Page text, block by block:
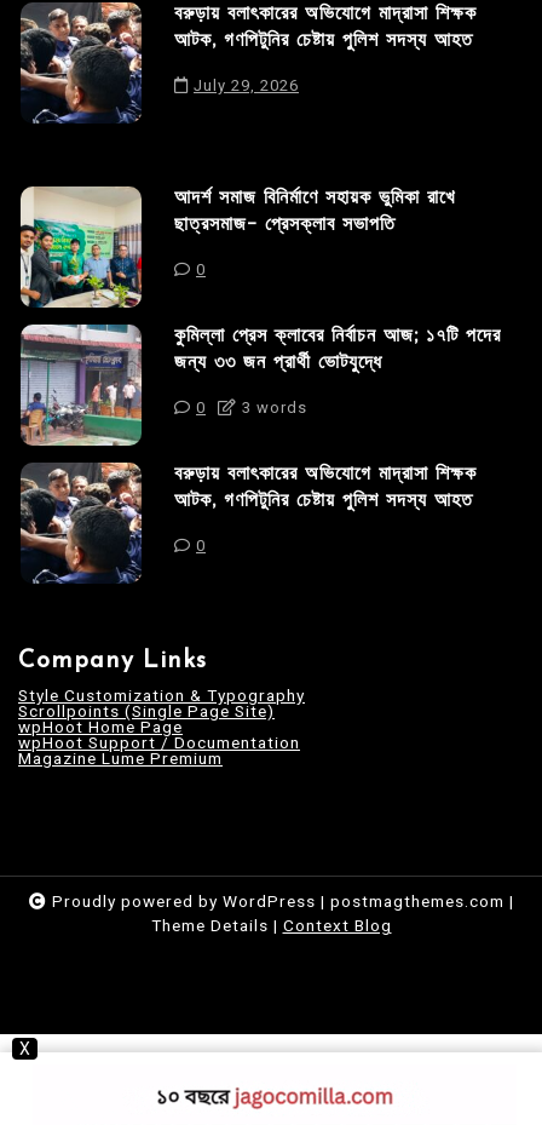
বরুড়ায় বলাৎকারের অভিযোগে মাদ্রাসা শিক্ষক
আটক, গণপিটুনির চেষ্টায় পুলিশ সদস্য আহত
July 29, 2026
আদর্শ সমাজ বিনির্মাণে সহায়ক ভুমিকা রাখে
ছাত্রসমাজ- প্রেসক্লাব সভাপতি
0
কুমিল্লা প্রেস ক্লাবের নির্বাচন আজ; ১৭টি পদের
জন্য ৩৩ জন প্রার্থী ভোটযুদ্ধে
0 3 words
বরুড়ায় বলাৎকারের অভিযোগে মাদ্রাসা শিক্ষক
আটক, গণপিটুনির চেষ্টায় পুলিশ সদস্য আহত
0
Company Links
Style Customization & Typography
Scrollpoints (Single Page Site)
wpHoot Home Page
wpHoot Support / Documentation
Magazine Lume Premium
Proudly powered by WordPress | postmagthemes.com |
Theme Details | Context Blog
X